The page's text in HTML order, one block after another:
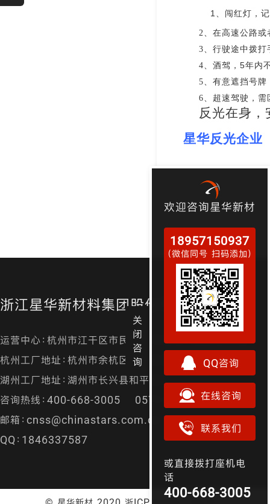
1 、闯红灯，记
2 、在高速公路
3 、行驶途中拨
4 、酒驾， 5年内
5 、有意遮挡号
6 、超速驾驶，
反光在身
星华反光企业
浙江星华新材料集团股份有限公司
运营中心：杭州市江干区市民街98号尊宝大厦金尊24层
杭州工厂地址：杭州市余杭区径山镇漕桥村凤凰山
湖州工厂地址：湖州市长兴县和平镇城南开发区
咨询热线：400-668-3005 0571-87157829
邮箱：cnss@chinastars.com.cn
QQ：1846337587
关
闭
咨
询
欢迎咨询星华新材
18957150937
（微信同号 扫码添加）
QQ咨询
在线咨询
联系我们
或直接拨打座机电
话
400-668-3005